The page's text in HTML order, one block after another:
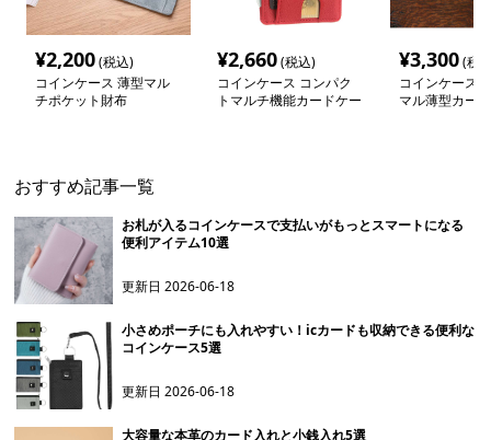
¥2,200(税込)
コインケース 薄型マル
チポケット財布
¥2,660(税込)
コインケース コンパク
トマルチ機能カードケー
¥3,300(税
コインケース
マル薄型カー
おすすめ記事一覧
お札が入るコインケースで支払いがもっとスマートになる
便利アイテム10選
更新日2026-06-18
小さめポーチにも入れやすい！icカードも収納できる便利な
コインケース5選
更新日2026-06-18
大容量な本革のカード入れと小銭入れ5選